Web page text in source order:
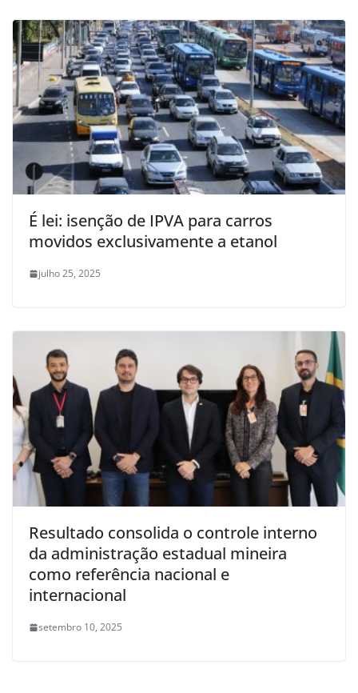
É lei: isenção de IPVA para carros
movidos exclusivamente a etanol
julho 25, 2025
Resultado consolida o controle interno
da administração estadual mineira
como referência nacional e
internacional
setembro 10, 2025